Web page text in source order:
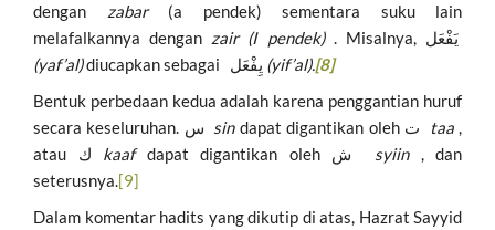
dengan zabar(a pendek) sementara suku lain
melafalkannya dengan zair (I pendek)
(yaf’al)
(yif’al).[8]
Bentuk perbedaan kedua adalah karena penggantian huruf
sin taa,
kaaf syiin, dan
seterusnya.[9]
Dalam komentar hadits yang dikutip di atas, Hazrat Sayyid